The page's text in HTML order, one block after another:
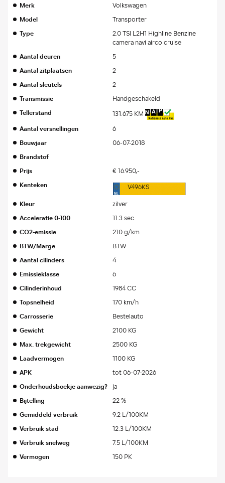
Merk Volkswagen
Model Transporter
Type
2.0 TSI L2H1 Highline Benzine
camera navi airco cruise
Aantal deuren 5
Aantal zitplaatsen 2
Aantal sleutels 2
Transmissie Handgeschakeld
Tellerstand 131.675 KM
Aantal versnellingen 6
Bouwjaar 06-07-2018
Brandstof
Prijs
€ 16.950,-
Kenteken V496KS
Kleur zilver
Acceleratie 0-100 11.3 sec.
CO2-emissie 210 g/km
BTW/Marge BTW
Aantal cilinders 4
Emissieklasse 6
Cilinderinhoud 1984 CC
Topsnelheid 170 km/h
Carrosserie Bestelauto
Gewicht 2100 KG
Max. trekgewicht 2500 KG
Laadvermogen 1100 KG
APK tot 06-07-2026
Onderhoudsboekje aanwezig? ja
Bijtelling 22 %
Gemiddeld verbruik 9.2 L/100KM
Verbruik stad 12.3 L/100KM
Verbruik snelweg 7.5 L/100KM
Vermogen 150 PK